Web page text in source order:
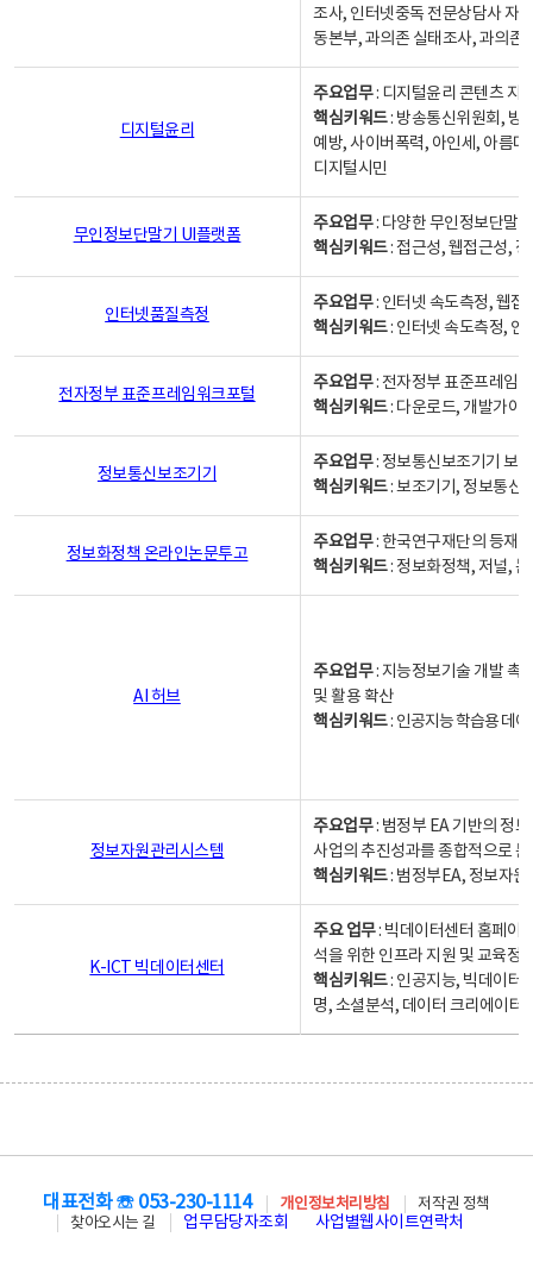
조사, 인터넷중독 전문상담사 자
동본부, 과의존 실태조사, 과의존
디지털윤리
주요업무: 디지털윤리 콘텐츠 지
핵심키워드: 방송통신위원회, 방
예방, 사이버폭력, 아인세, 아름
디지털시민
무인정보단말기 UI플랫폼
주요업무: 다양한 무인정보단말
핵심키워드: 접근성, 웹접근성,
인터넷품질측정
주요업무: 인터넷 속도측정, 웹접
핵심키워드: 인터넷 속도측정, 인
전자정부 표준프레임워크포털
주요업무: 전자정부 표준프레임
핵심키워드: 다운로드, 개발가이
정보통신보조기기
주요업무: 정보통신보조기기 보
핵심키워드: 보조기기, 정보통신
정보화정책 온라인논문투고
주요업무: 한국연구재단의 등재
핵심키워드: 정보화정책, 저널,
AI 허브
주요업무: 지능정보기술 개발 촉
및 활용 확산
핵심키워드: 인공지능 학습용 데
정보자원관리시스템
주요업무: 범정부 EA 기반의 정
사업의 추진성과를 종합적으로
핵심키워드: 범정부EA, 정보자
K-ICT 빅데이터센터
주요 업무: 빅데이터센터 홈페이
석을 위한 인프라 지원 및 교육정
핵심키워드: 인공지능, 빅데이터,
명, 소셜분석, 데이터 크리에이터
대표전화 ☏ 053-230-1114 개인정보처리방침
저작권 정책
찾아오시는 길
업무담당자조회 사업별웹사이트연락처